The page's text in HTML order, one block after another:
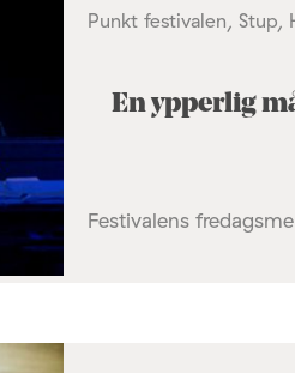
Punkt festivalen,
En ypperlig
Festivalens